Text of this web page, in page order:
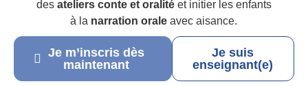
des ateliers conte et oralitéet initier les enfants
à la narration orale avec aisance.
Je m’inscris dès
maintenant
Je suis
enseignant(e)